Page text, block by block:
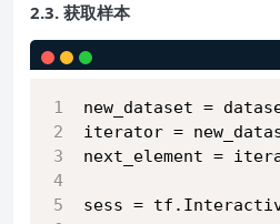
2.3. 获取样本
new_dataset =
iterator =
next_element =
sess =